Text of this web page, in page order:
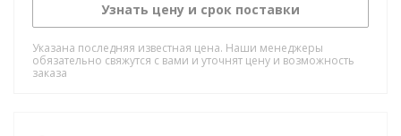
Узнать цену и срок поставки
Указана последняя известная цена. Наши менеджеры
обязательно свяжутся с вами и уточнят цену и возможность
заказа